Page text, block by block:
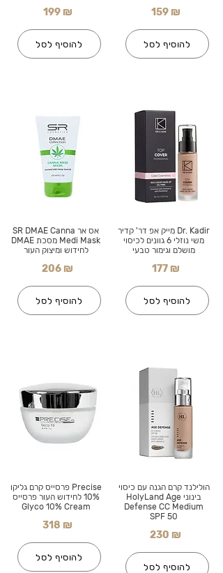
199 ₪
להוסיף לסל
אס אר SR DMAE Canna
Medi Mask מסכת DMAE
לחידוש ומיצוק העור
206 ₪
להוסיף לסל
Precise פרסייס קרם גליקו
10% לחידוש העור פרסייס
Glyco 10% Cream
318 ₪
להוסיף לסל
159 ₪
להוסיף לסל
Dr. Kadir מייק אפ דר' קדיר
משי נוזלי 6 גוונים לכיסוי
מושלם וגימור טבעי
177 ₪
להוסיף לסל
הולילנד קרם הגנה עם כיסוי
בינוני HolyLand Age
Defense CC Medium
SPF 50
230 ₪
להוסיף לסל